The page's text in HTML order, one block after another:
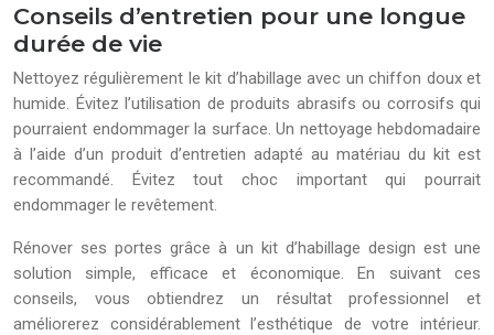
Conseils d’entretien pour une longue
durée de vie
Nettoyez régulièrement le kit d’habillage avec un chiffon doux et
humide. Évitez l’utilisation de produits abrasifs ou corrosifs qui
pourraient endommager la surface. Un nettoyage hebdomadaire
à l’aide d’un produit d’entretien adapté au matériau du kit est
recommandé. Évitez tout choc important qui pourrait
endommager le revêtement.
Rénover ses portes grâce à un kit d’habillage design est une
solution simple, efficace et économique. En suivant ces
conseils, vous obtiendrez un résultat professionnel et
améliorerez considérablement l’esthétique de votre intérieur.